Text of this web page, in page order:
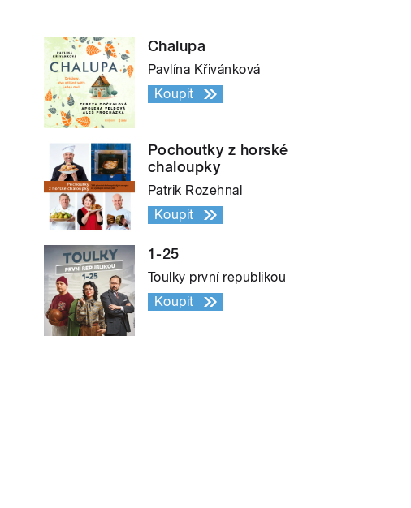
Chalupa
Pavlína Křivánková
Koupit
Pochoutky z horské
chaloupky
Patrik Rozehnal
Koupit
1-25
Toulky první republikou
Koupit